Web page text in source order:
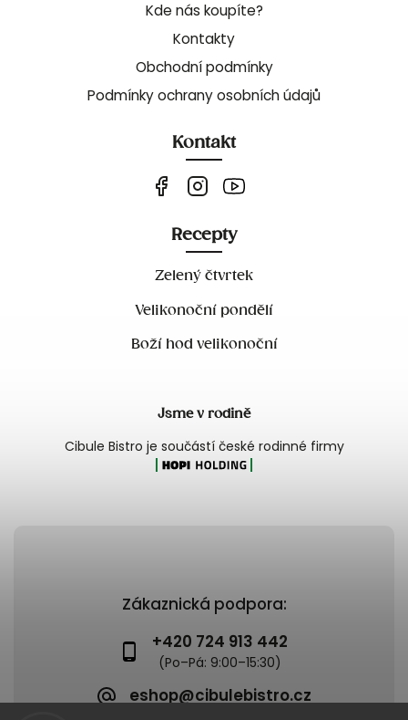
Zákaznická podpora:
+420 724 913 442
eshop@cibulebistro.cz
Kde nás koupíte?
Kontakty
Obchodní podmínky
Podmínky ochrany osobních údajů
Kontakt
Recepty
Zelený čtvrtek
Velikonoční pondělí
Boží hod velikonoční
Jsme v rodině
Cibule Bistro je součástí české rodinné firmy